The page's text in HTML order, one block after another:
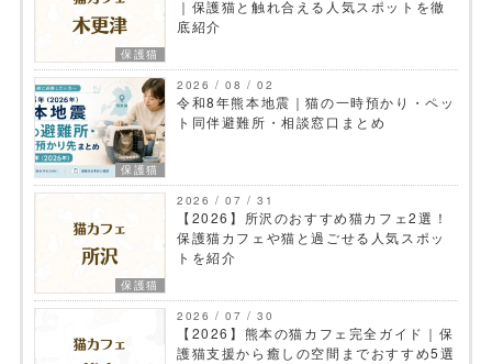
保護猫
｜保護猫と触れ合える人気スポットを徹
底紹介
保護猫
2026 / 08 / 02
令和8年熊本地震｜猫の一時預かり・ペッ
ト同伴避難所・相談窓口まとめ
保護猫
2026 / 07 / 31
【2026】所沢のおすすめ猫カフェ2選！
保護猫カフェや猫と過ごせる人気スポッ
トを紹介
2026 / 07 / 30
【2026】熊本の猫カフェ完全ガイド｜保
護猫支援から癒しの空間までおすすめ5選